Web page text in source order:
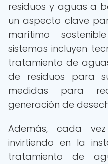
residuos y aguas a
un aspecto clave
marítimo
sistemas incluyen
tratamiento de
de residuos para
medidas para
generación de
Además, cada
invirtiendo en la
tratamiento de